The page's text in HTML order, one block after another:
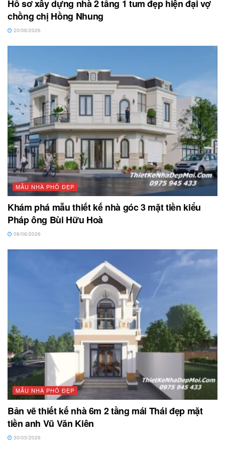
Hồ sơ xây dựng nhà 2 tầng 1 tum đẹp hiện đại vợ
chồng chị Hồng Nhung
20/06/2026
MẪU NHÀ PHỐ ĐẸP
Khám phá mẫu thiết kế nhà góc 3 mặt tiền kiểu
Pháp ông Bùi Hữu Hoà
08/06/2026
MẪU NHÀ PHỐ ĐẸP
Bản vẽ thiết kế nhà 6m 2 tầng mái Thái đẹp mặt
tiền anh Vũ Văn Kiên
30/05/2026